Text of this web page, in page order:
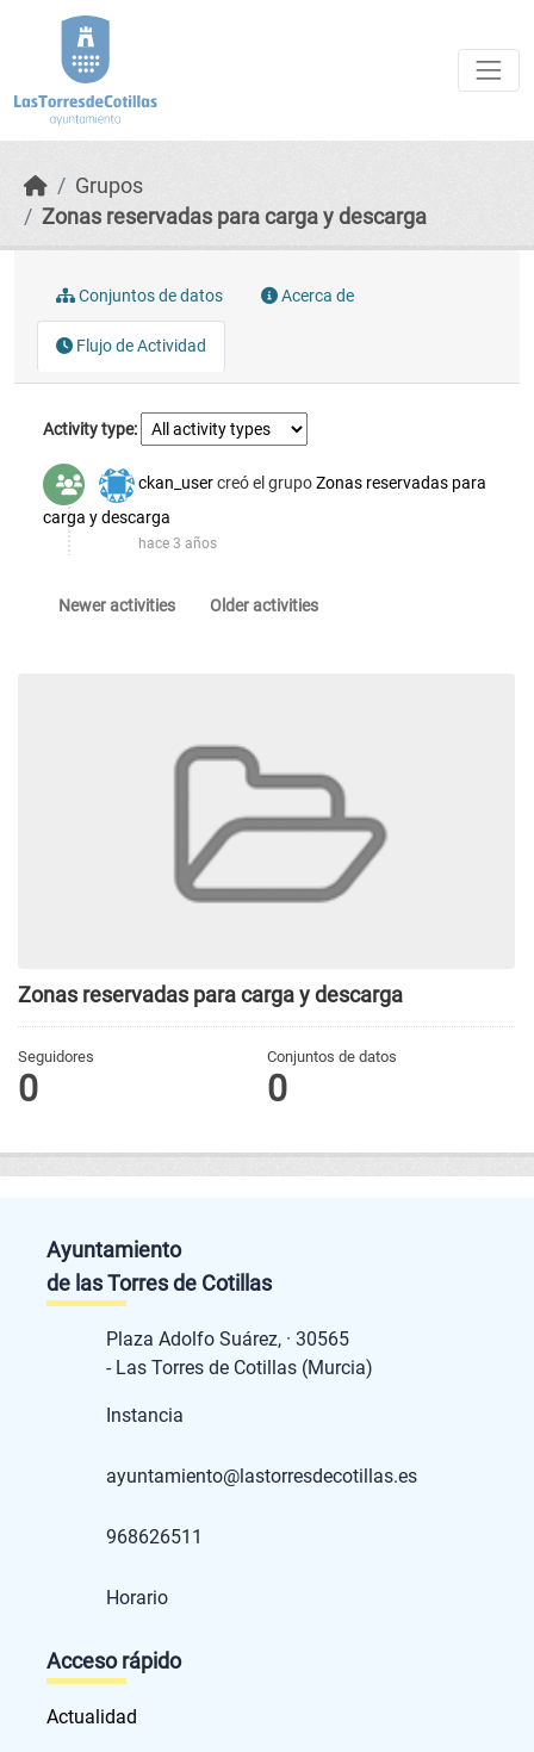
Grupos
Zonas reservadas para carga y descarga
Zonas reservadas para carga y descarga
Seguidores
0
Conjuntos de datos
0
Conjuntos de datos Acerca de
Flujo de Actividad
Activity type
ckan_user creó el grupoZonas reservadas para
carga y descarga
hace 3 años
Newer activities Older activities
Ayuntamiento
de las Torres de Cotillas
Plaza Adolfo Suárez, · 30565
- Las Torres de Cotillas (Murcia)
Instancia
ayuntamiento@lastorresdecotillas.es
968626511
Horario
Acceso rápido
Actualidad